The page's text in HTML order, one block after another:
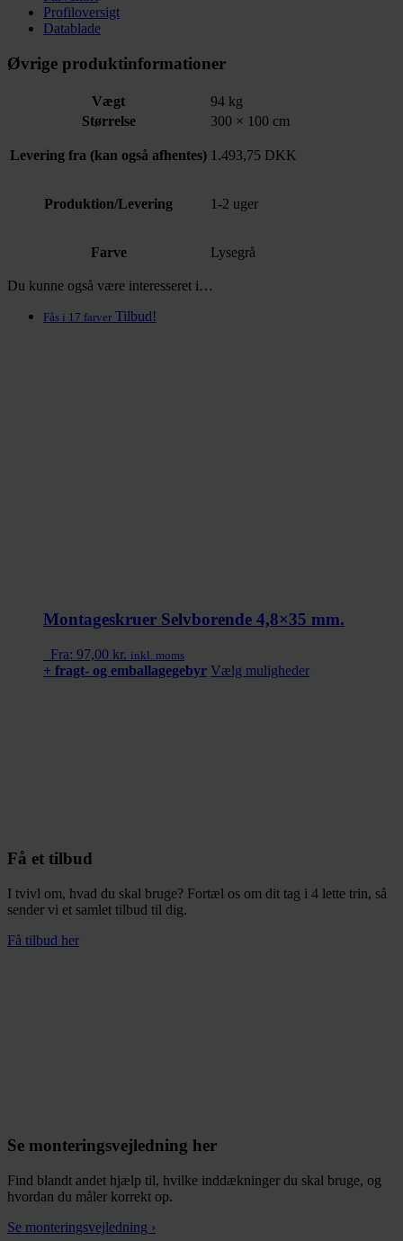
Profiloversigt
Datablade
Øvrige produktinformationer
Vægt
94 kg
Størrelse
300 × 100 cm
Levering fra (kan også afhentes) 1.493,75 DKK
Produktion/Levering 1-2 uger
Farve Lysegrå
Du kunne også være interesseret i…
Fås i 17 farver Tilbud!
Montageskruer Selvborende 4,8×35 mm.
Fra: 97,00 kr. inkl. moms
+ fragt- og emballagegebyr Vælg muligheder
Få et tilbud
I tvivl om, hvad du skal bruge? Fortæl os om dit tag i 4 lette trin, så
sender vi et samlet tilbud til dig.
Få tilbud her
Se monteringsvejledning her
Find blandt andet hjælp til, hvilke inddækninger du skal bruge, og
hvordan du måler korrekt op.
Se monteringsvejledning ›